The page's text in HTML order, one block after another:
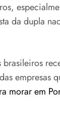
da dupla
brasileiros
empresas
morar em